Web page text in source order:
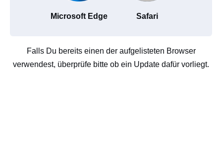
Microsoft Edge Safari
Falls Du bereits einen der aufgelisteten Browser
verwendest, überprüfe bitte ob ein Update dafür vorliegt.